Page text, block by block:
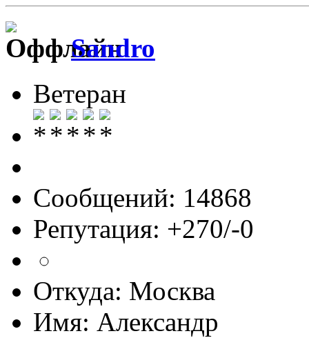
Sandro
Ветеран
Сообщений: 14868
Репутация: +270/-0
Откуда: Москва
Имя: Александр